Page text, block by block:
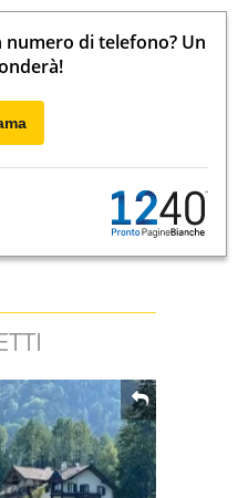
numero di telefono? Un